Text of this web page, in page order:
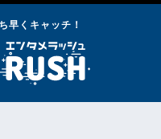
早くキャッチ！